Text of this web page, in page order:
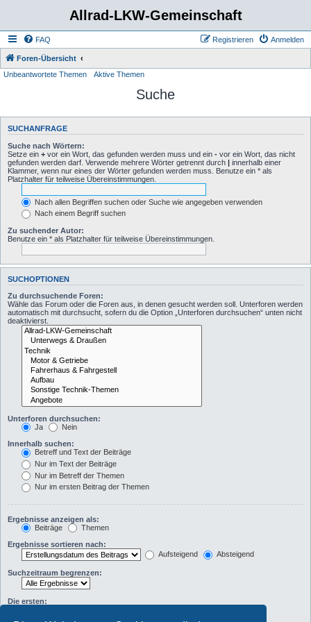
Allrad-LKW-Gemeinschaft
FAQ Anmelden
Registrieren
Foren-Übersicht
Unbeantwortete Themen
Aktive Themen
Suche
SUCHANFRAGE
Suche nach Wörtern:
Setze ein + vor ein Wort, das gefunden werden muss und ein - vor ein Wort, das nicht
gefunden werden darf. Verwende mehrere Wörter getrennt durch | innerhalb einer
Klammer, wenn nur eines der Wörter gefunden werden muss. Benutze ein * als
Platzhalter für teilweise Übereinstimmungen.
Nach allen Begriffen suchen oder Suche wie angegeben verwenden
Nach einem Begriff suchen
Zu suchender Autor:
Benutze ein * als Platzhalter für teilweise Übereinstimmungen.
SUCHOPTIONEN
Zu durchsuchende Foren:
Wähle das Forum oder die Foren aus, in denen gesucht werden soll. Unterforen werden
automatisch mit durchsucht, sofern du die Option „Unterforen durchsuchen“ unten nicht
deaktivierst.
Unterforen durchsuchen:
Ja
Nein
Innerhalb suchen:
Betreff und Text der Beiträge
Nur im Text der Beiträge
Nur im Betreff der Themen
Nur im ersten Beitrag der Themen
Ergebnisse anzeigen als:
Beiträge
Themen
Ergebnisse sortieren nach:
Aufsteigend
Absteigend
Suchzeitraum begrenzen:
Die ersten: